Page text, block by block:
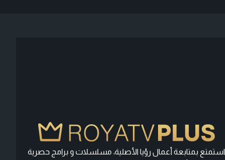
استمتع بمتابعة أعمال رؤيا الأصلية، مسلسلات و برامج حصرية